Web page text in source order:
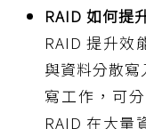
RAID 如何提
RAID 提升效
與資料分散
寫工作，可
RAID 在大量